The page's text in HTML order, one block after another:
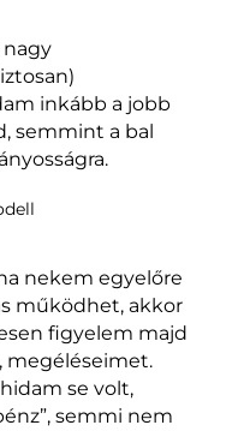
nagy
inkább a jobb
semmint a bal
nekem egyelőre
működhet, akkor
figyelem majd
megéléseimet.
se volt,
semmi nem